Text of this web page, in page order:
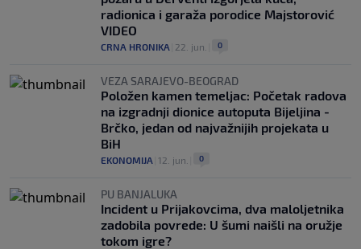
radionica i garaža porodice Majstorović
VIDEO
CRNA HRONIKA 22. jun. 0
VEZA SARAJEVO-BEOGRAD
Položen kamen temeljac: Početak radova
na izgradnji dionice autoputa Bijeljina -
Brčko, jedan od najvažnijih projekata u
BiH
EKONOMIJA 12. jun. 0
PU BANJALUKA
Incident u Prijakovcima, dva maloljetnika
zadobila povrede: U šumi naišli na oružje
tokom igre?